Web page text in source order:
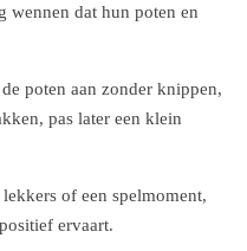
wennen dat hun poten en
poten aan zonder knippen,
pas later een klein
of een spelmoment,
ervaart.